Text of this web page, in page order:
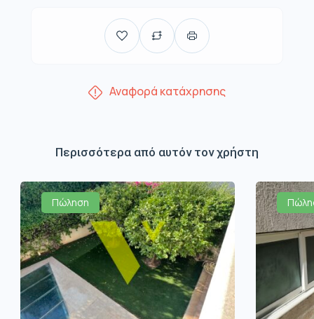
Αναφορά κατάχρησης
Περισσότερα από αυτόν τον χρήστη
Πώληση